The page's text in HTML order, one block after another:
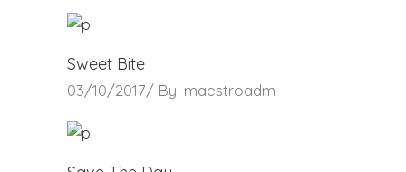
Sweet Bite
03/10/2017 By maestroadm